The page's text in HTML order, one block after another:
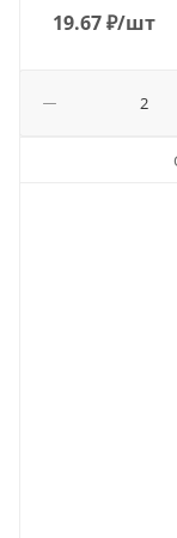
19.67₽/шт